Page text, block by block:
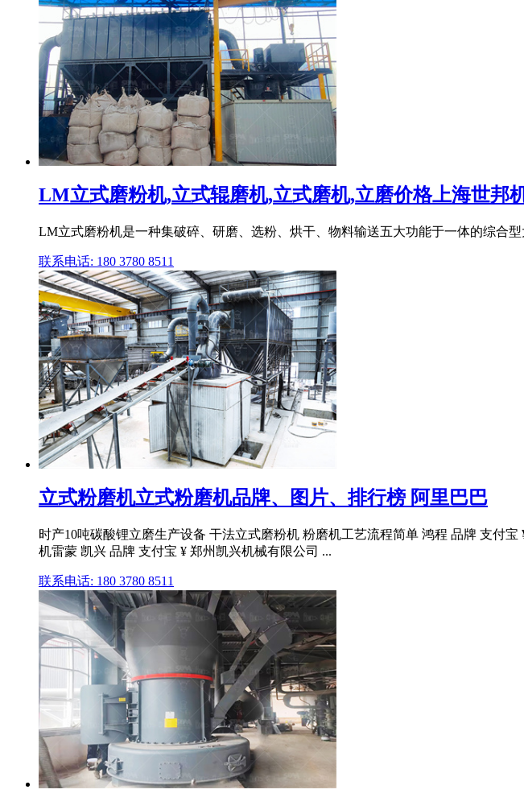
LM立式磨粉机,立式辊磨机,立式磨机,立磨价格上海世邦
LM立式磨粉机是一种集破碎、研磨、选粉、烘干、物料输送五大功能于一体的综合
联系电话: 180 3780 8511
立式粉磨机立式粉磨机品牌、图片、排行榜 阿里巴巴
时产10吨碳酸锂立磨生产设备 干法立式磨粉机 粉磨机工艺流程简单 鸿程 品牌 支付
机雷蒙 凯兴 品牌 支付宝 ¥ 郑州凯兴机械有限公司 ...
联系电话: 180 3780 8511